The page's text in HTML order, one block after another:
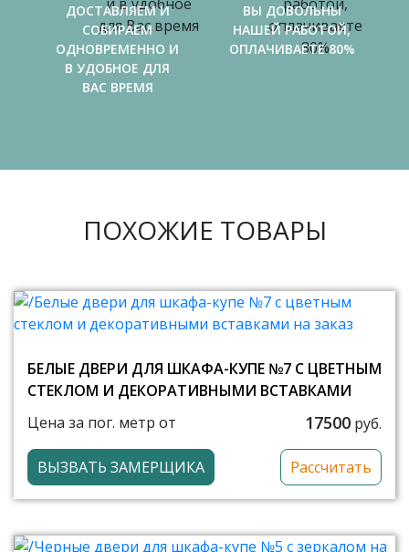
ДОСТАВЛЯЕМ И
СОБИРАЕМ
ОДНОВРЕМЕННО И
В УДОБНОЕ ДЛЯ
ВАС ВРЕМЯ
ВЫ ДОВОЛЬНЫ
НАШЕЙ РАБОТОЙ,
ОПЛАЧИВАЕТЕ 80%
ПОХОЖИЕ ТОВАРЫ
БЕЛЫЕ ДВЕРИ ДЛЯ ШКАФА-КУПЕ №7 С ЦВЕТНЫМ
СТЕКЛОМ И ДЕКОРАТИВНЫМИ ВСТАВКАМИ
Цена за пог. метр от
17500 руб.
ВЫЗВАТЬ ЗАМЕРЩИКА Рассчитать